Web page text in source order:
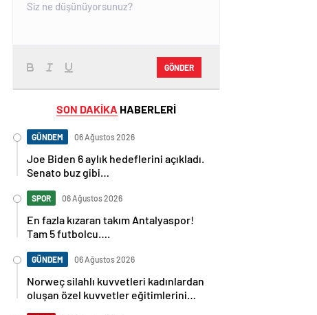
GÖNDER
SON DAKİKA HABERLERİ
GÜNDEM 06 Ağustos 2026
Joe Biden 6 aylık hedeflerini açıkladı.
Senato buz gibi…
SPOR 06 Ağustos 2026
En fazla kızaran takım Antalyaspor!
Tam 5 futbolcu….
GÜNDEM 06 Ağustos 2026
Norweç silahlı kuvvetleri kadınlardan
oluşan özel kuvvetler eğitimlerini